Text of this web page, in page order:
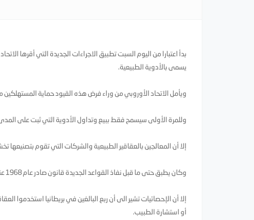
بدأ اعتبارا من اليوم السبت تطبيق الاجراءات الجديدة التي أقرها
يسمى بالأدوية الطبيعية.
ويأمل الاتحاد الأوروبي من وراء فرض هذه القيود حماية المستهلكين
وللمرة الأولى سيسمح فقط ببيع وتداول الأدوية التي ثبت على
إلا أن المعالجين بالعقاقير الطبيعية والشركات التي تقوم
وكان يطبق حتى ما قبل نفاذ القواعد الجديدة قانون صادر عام 1968 عندما كانت الأدوية الطبيعية المستخلصة من الأعشاب محدودة العدد كثيرا.
إلا أن الإحصائيات تشير الى أن ربع البالغين في بريطانيا استخدموا
أو استشارة الطبيب.